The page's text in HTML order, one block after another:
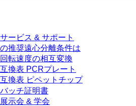
サービス & サポート
の推奨遠心分離条件は
回転速度の相互変換
互換表 PCRプレート
互換表 ピペットチップ
バッチ証明書
展示会 & 学会